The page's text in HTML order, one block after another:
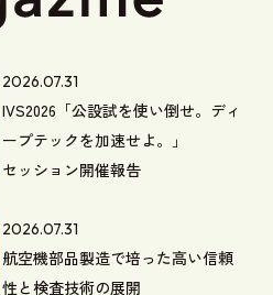
2026.07.31
IVS2026「公設試を使い倒せ。ディ
ープテックを加速せよ。」
セッション開催報告
2026.07.31
航空機部品製造で培った高い信頼
性と検査技術の展開